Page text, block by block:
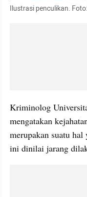
Ilustrasi penculikan.
Kriminolog
mengatakan
merupakan suatu
ini dinilai jarang